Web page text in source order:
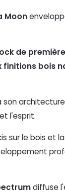
Moon
de
finitions bois
son
l'esprit.
sur le bois et
diffuse